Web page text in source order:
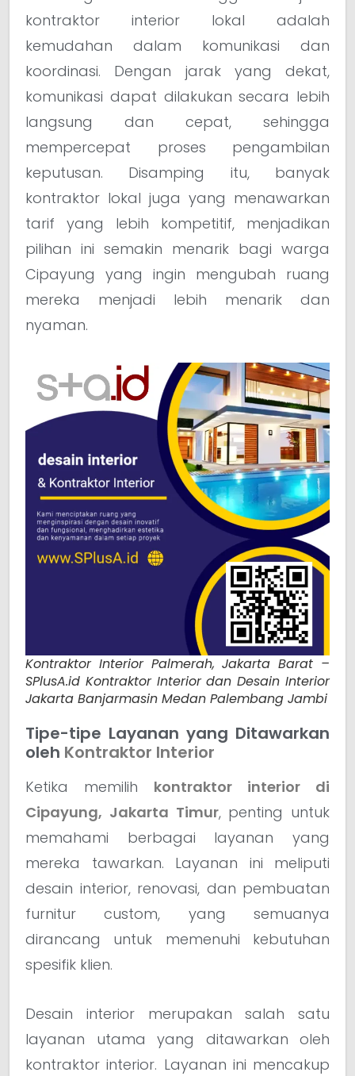
kontraktor interior lokal adalah
kemudahan dalam komunikasi dan
koordinasi. Dengan jarak yang dekat,
komunikasi dapat dilakukan secara lebih
langsung dan cepat, sehingga
mempercepat proses pengambilan
keputusan. Disamping itu, banyak
kontraktor lokal juga yang menawarkan
tarif yang lebih kompetitif, menjadikan
pilihan ini semakin menarik bagi warga
Cipayung yang ingin mengubah ruang
mereka menjadi lebih menarik dan
nyaman.
Kontraktor Interior Palmerah, Jakarta Barat –
SPlusA.id Kontraktor Interior dan Desain Interior
Jakarta Banjarmasin Medan Palembang Jambi
Tipe-tipe Layanan yang Ditawarkan
oleh Kontraktor Interior
Ketika memilih kontraktor interior di
Cipayung, Jakarta Timur, penting untuk
memahami berbagai layanan yang
mereka tawarkan. Layanan ini meliputi
desain interior, renovasi, dan pembuatan
furnitur custom, yang semuanya
dirancang untuk memenuhi kebutuhan
spesifik klien.
Desain interior merupakan salah satu
layanan utama yang ditawarkan oleh
kontraktor interior. Layanan ini mencakup